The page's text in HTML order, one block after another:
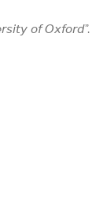
𝘰𝘧 𝘖𝘹𝘧𝘰𝘳𝘥”.